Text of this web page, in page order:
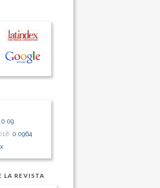
0.09
0.0964
LA REVISTA